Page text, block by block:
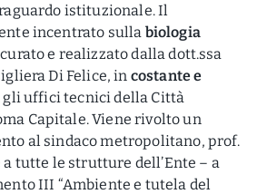
istituzionale. Il
incentrato sulla biologia
e realizzato dalla dott.ssa
Di Felice, in costante e
gli uffici tecnici della Città
Capitale. Viene rivolto un
al sindaco metropolitano, prof.
a tutte le strutture dell’Ente – a
III “Ambiente e tutela del